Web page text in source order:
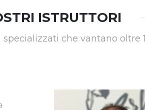
ISTRUTTORI
che vantano oltre